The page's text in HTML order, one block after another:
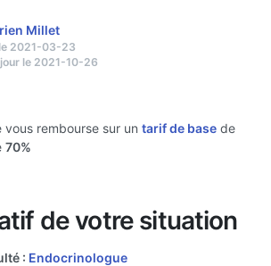
Millet
2021-03-23
le 2021-10-26
vous rembourse sur un tarif de basede
70%
de votre situation
: Endocrinologue